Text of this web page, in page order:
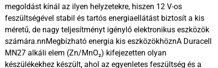
megoldást kínál az ilyen helyzetekre, hiszen 12 V-os
feszültségével stabil és tartós energiaellátást biztosít a kis
méretű, de nagy teljesítményt igénylő elektronikus eszközök
számára.nnMegbízható energia kis eszközökhöznA Duracell
MN27 alkáli elem (Zn/MnO₂) kifejezetten olyan
készülékekhez készült, ahol az egyenletes feszültség és a